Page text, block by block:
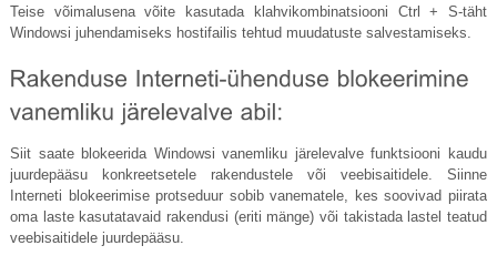
Teise võimalusena võite kasutada klahvikombinatsiooni Ctrl + S-täht
Windowsi juhendamiseks hostifailis tehtud muudatuste salvestamiseks.
Siit saate blokeerida Windowsi vanemliku järelevalve funktsiooni kaudu
juurdepääsu konkreetsetele rakendustele või veebisaitidele. Siinne
Interneti blokeerimise protseduur sobib vanematele, kes soovivad piirata
oma laste kasutatavaid rakendusi (eriti mänge) või takistada lastel teatud
veebisaitidele juurdepääsu.